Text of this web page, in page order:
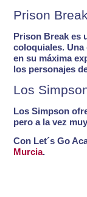
Prison Break
Prison Break es
coloquiales.
en su máxima
los personajes
Los
Los Simpson
pero a la vez
Con Let´s Go
Murcia.